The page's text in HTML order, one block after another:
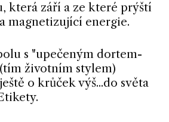
která září a ze které prýští
magnetizující energie.
s "upečeným dortem-
životním stylem)
o krůček výš...do světa